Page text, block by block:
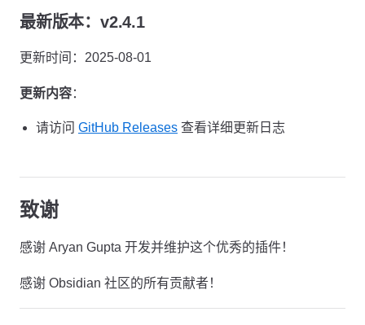
最新版本：v2.4.1
更新时间：2025-08-01
更新内容：
请访问 GitHub Releases 查看详细更新日志
致谢
感谢 Aryan Gupta 开发并维护这个优秀的插件！
感谢 Obsidian 社区的所有贡献者！